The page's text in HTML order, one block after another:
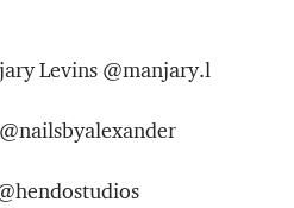
Levins @manjary.l